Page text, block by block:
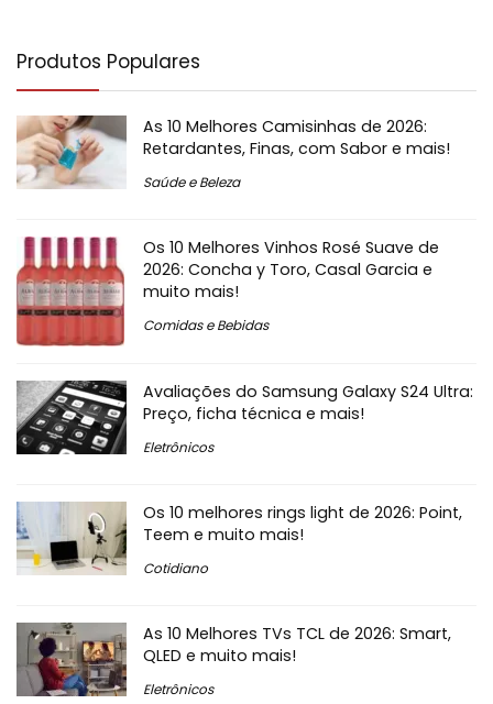
Produtos Populares
As 10 Melhores Camisinhas de 2026:
Retardantes, Finas, com Sabor e mais!
Saúde e Beleza
Os 10 Melhores Vinhos Rosé Suave de
2026: Concha y Toro, Casal Garcia e
muito mais!
Comidas e Bebidas
Avaliações do Samsung Galaxy S24 Ultra:
Preço, ficha técnica e mais!
Eletrônicos
Os 10 melhores rings light de 2026: Point,
Teem e muito mais!
Cotidiano
As 10 Melhores TVs TCL de 2026: Smart,
QLED e muito mais!
Eletrônicos